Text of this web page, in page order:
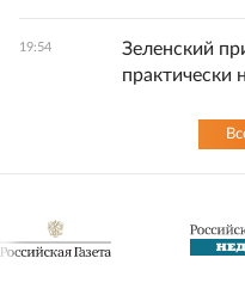
19:54
Зеленский
практически